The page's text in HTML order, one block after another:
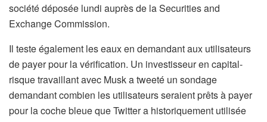
société déposée lundi auprès de la Securities and
Exchange Commission.
Il teste également les eaux en demandant aux utilisateurs
de payer pour la vérification. Un investisseur en capital-
risque travaillant avec Musk a tweeté un sondage
demandant combien les utilisateurs seraient prêts à payer
pour la coche bleue que Twitter a historiquement utilisée